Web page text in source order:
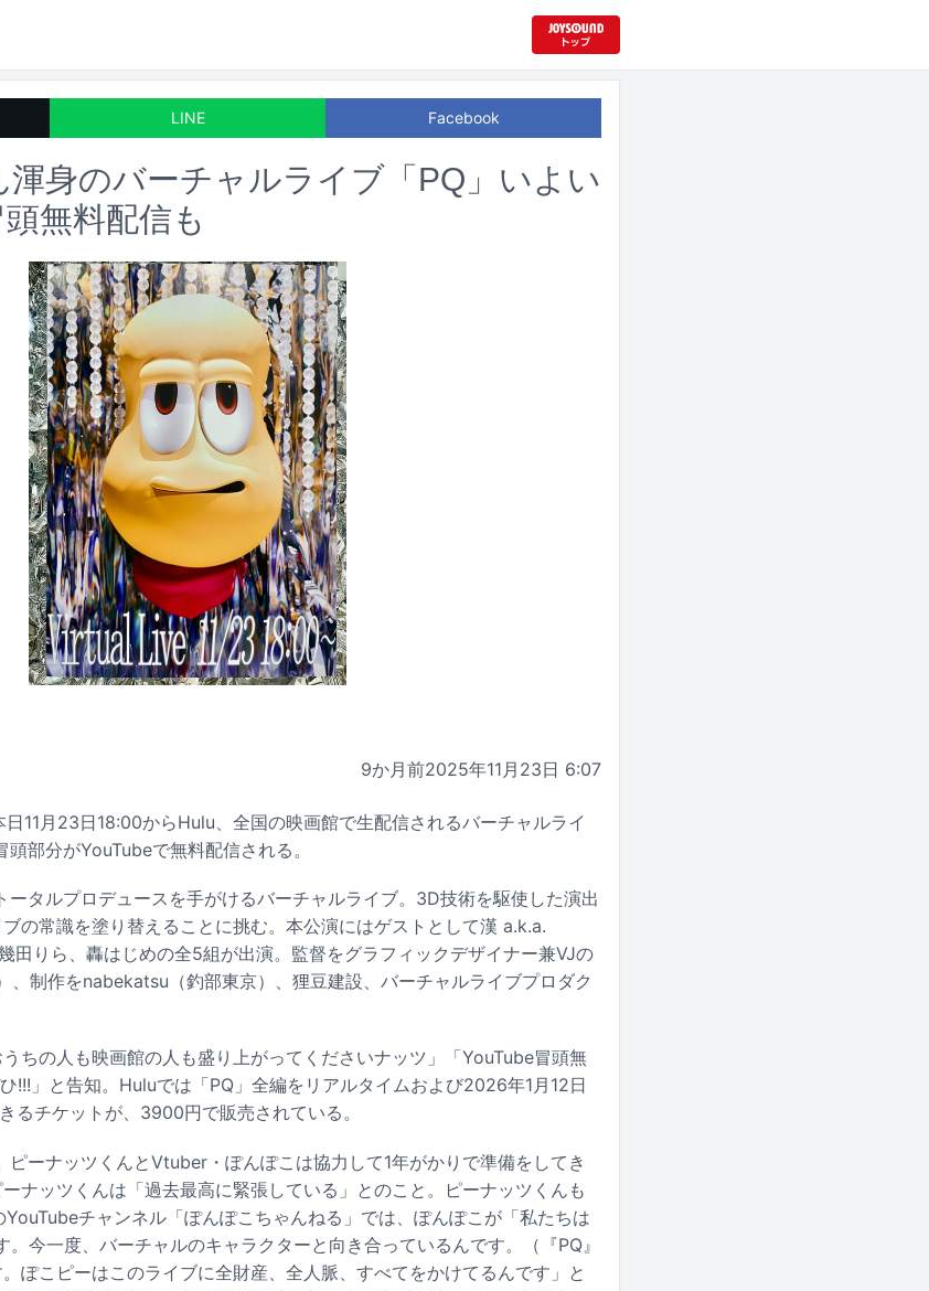
LINE Facebook
渾身のバーチャルライブ「PQ」いよい
無料配信も
9か月前2025年11月23日 6:07
11月23日18:00からHulu、全国の映画館で生配信されるバーチャルライ
部分がYouTubeで無料配信される。
ータルプロデュースを手がけるバーチャルライブ。3D技術を駆使した演出
の常識を塗り替えることに挑む。本公演にはゲストとして漢 a.k.a.
田りら、轟はじめの全5組が出演。監督をグラフィックデザイナー兼VJの
、制作をnabekatsu（釣部東京）、狸豆建設、バーチャルライブプロダク
ちの人も映画館の人も盛り上がってくださいナッツ」「YouTube冒頭無
!!!」と告知。Huluでは「PQ」全編をリアルタイムおよび2026年1月12日
るチケットが、3900円で販売されている。
ピーナッツくんとVtuber・ぽんぽこは協力して1年がかりで準備をしてき
ナッツくんは「過去最高に緊張している」とのこと。ピーナッツくんも
チャンネル「ぽんぽこちゃんねる」では、ぽんぽこが「私たちは
今一度、バーチャルのキャラクターと向き合っているんです。（『PQ』
ぽこピーはこのライブに全財産、全人脈、すべてをかけてるんです」と